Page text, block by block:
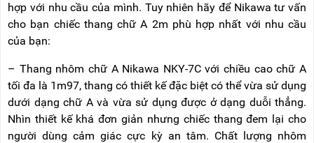
ĐỘNG
XE
VIDEO
TIN
THANG
NHÔM
GẤP
(THANG
LỒNG)
THANG
ĐIỆN
hợp với nhu cầu của mình. Tuy nhiên hãy để Nikawa tư vấn
cho bạn chiếc thang chữ A 2m phù hợp nhất với nhu cầu
của bạn:
– Thang nhôm chữ A Nikawa NKY-7C với chiều cao chữ A
tối đa là 1m97, thang có thiết kế đặc biệt có thể vừa sử dụng
dưới dạng chữ A và vừa sử dụng được ở dạng duỗi thẳng.
Nhìn thiết kế khá đơn giản nhưng chiếc thang đem lại cho
người dùng cảm giác cực kỳ an tâm. Chất lượng nhôm